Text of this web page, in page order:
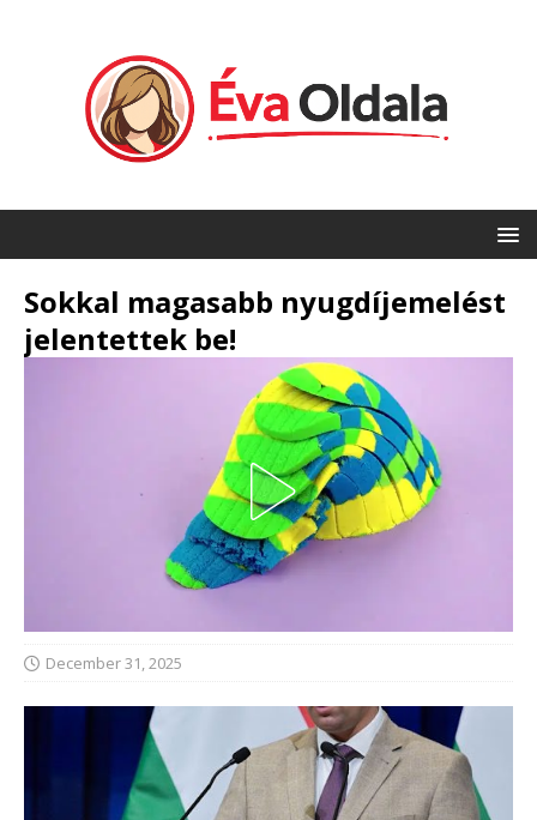
Sokkal magasabb nyugdíjemelést
jelentettek be!
December 31, 2025